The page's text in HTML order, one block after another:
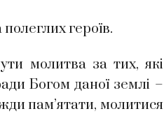
героїв.
молитва за тих, які
Богом даної землі –
пам’ятати, молитися